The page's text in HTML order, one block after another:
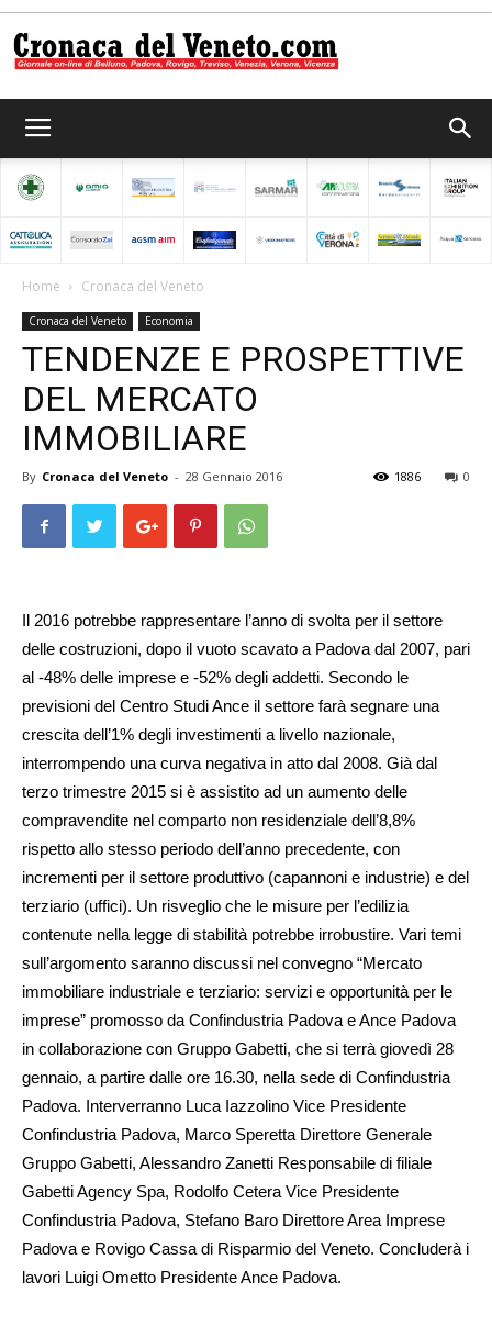
del
Home Cronaca del Veneto
Cronaca del Veneto Economia
TENDENZE E PROSPETTIVE
DEL MERCATO
IMMOBILIARE
By Cronaca del Veneto - 28 Gennaio 2016 0
1886
Il 2016 potrebbe rappresentare l’anno di svolta per il settore
delle costruzioni, dopo il vuoto scavato a Padova dal 2007, pari
al -48% delle imprese e -52% degli addetti. Secondo le
previsioni del Centro Studi Ance il settore farà segnare una
crescita dell’1% degli investimenti a livello nazionale,
interrompendo una curva negativa in atto dal 2008. Già dal
terzo trimestre 2015 si è assistito ad un aumento delle
compravendite nel comparto non residenziale dell’8,8%
rispetto allo stesso periodo dell’anno precedente, con
incrementi per il settore produttivo (capannoni e industrie) e del
terziario (uffici). Un risveglio che le misure per l’edilizia
contenute nella legge di stabilità potrebbe irrobustire. Vari temi
sull’argomento sa­ranno discussi nel convegno “Mercato
immobiliare industriale e terziario: servizi e opportunità per le
imprese” promosso da Confindustria Padova e Ance Padova
in collaborazione con Gruppo Gabetti, che si terrà giovedì 28
gennaio, a partire dalle ore 16.30, nella sede di Confindustria
Padova. Interverranno Luca Iazzolino Vice Presidente
Confindustria Padova, Marco Speretta Di­rettore Generale
Gruppo Ga­betti, Alessandro Zanetti Res­ponsabile di filiale
Gabetti A­gen­cy Spa, Rodolfo Cetera Vice Presidente
Confindustria Pa­do­va, Stefano Baro Direttore Area Imprese
Padova e Rovigo Cas­sa di Risparmio del Veneto. Con­cluderà i
lavori Luigi Ometto Presidente Ance Padova.